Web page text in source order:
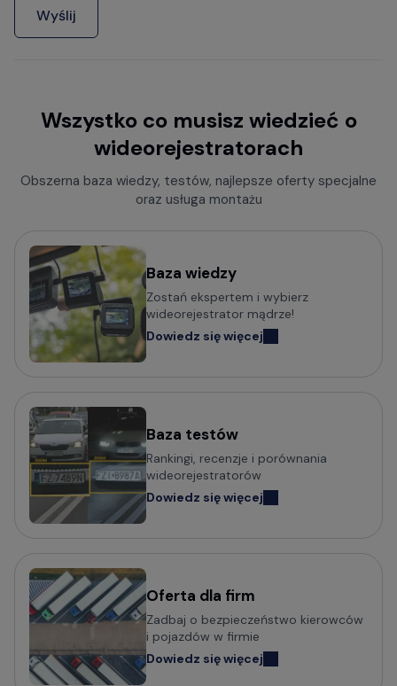
Wyślij
Wszystko co musisz wiedzieć o
wideorejestratorach
Obszerna baza wiedzy, testów, najlepsze oferty specjalne
oraz usługa montażu
Baza wiedzy
Zostań ekspertem i wybierz
wideorejestrator mądrze!
Dowiedz się więcej
Baza testów
Rankingi, recenzje i porównania
wideorejestratorów
Dowiedz się więcej
Oferta dla firm
Zadbaj o bezpieczeństwo kierowców
i pojazdów w firmie
Dowiedz się więcej